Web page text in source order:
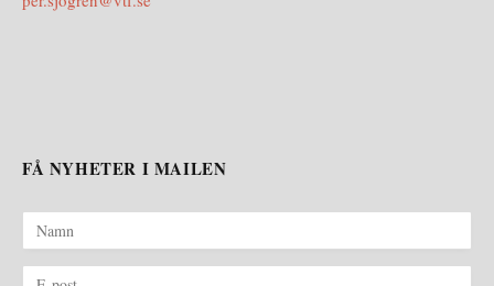
FÅ NYHETER I MAILEN